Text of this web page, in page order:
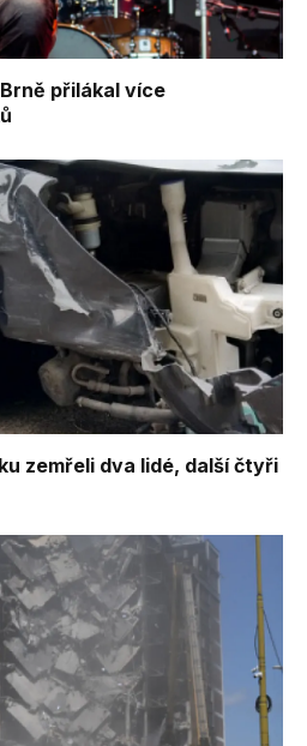
přilákal více
zemřeli dva lidé, další čtyři